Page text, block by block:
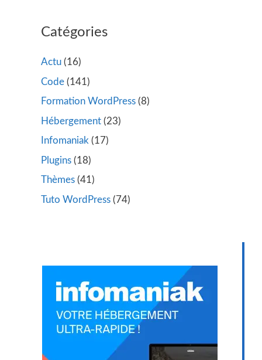
Catégories
Actu (16)
Code (141)
Formation WordPress (8)
Hébergement (23)
Infomaniak (17)
Plugins (18)
Thèmes (41)
Tuto WordPress (74)